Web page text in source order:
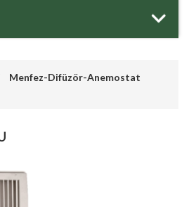
Menfez-Difüzör-Anemostat